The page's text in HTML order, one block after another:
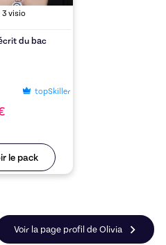
3 visio
du bac
topSkiller
le pack
de Olivia, Skiller en Français
Voir la page profil de Olivia